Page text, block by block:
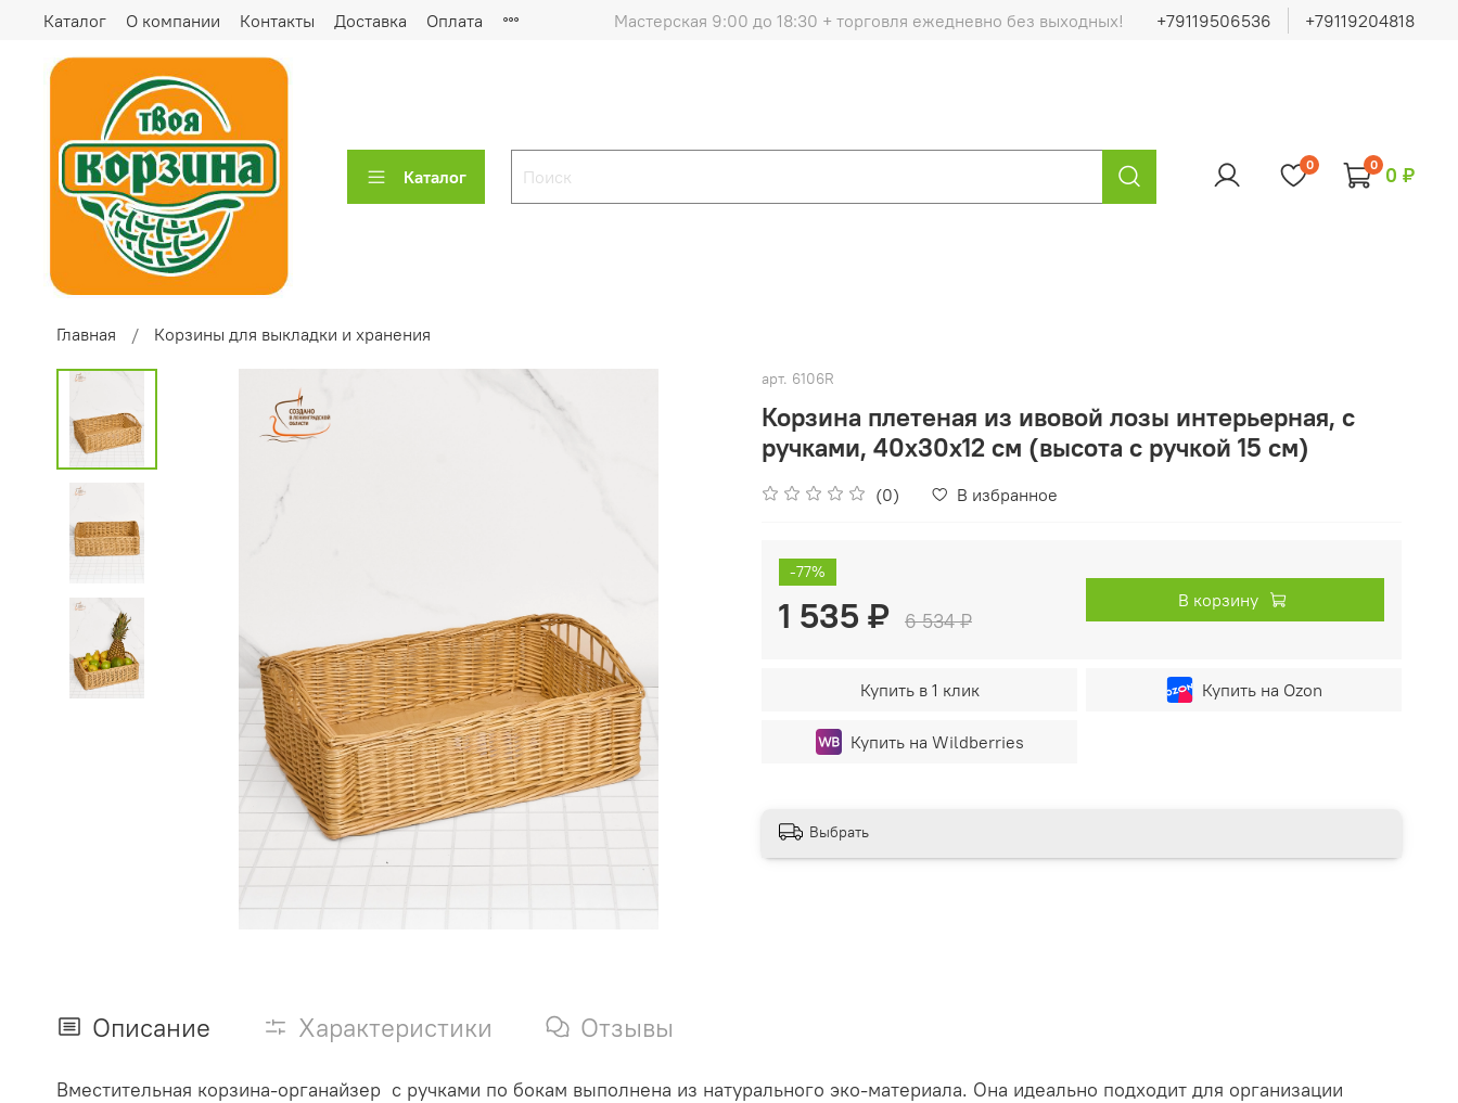
Каталог О компании Контакты Доставка Оплата Мастерская 9:00 до 18:30 + торговля ежедневно без выходных! +79119506536 +79119204818
Каталог
0 0 0 ₽
Главная Корзины для выкладки и хранения
арт. 6106R
Корзина плетеная из ивовой лозы интерьерная, с
ручками, 40х30х12 см (высота с ручкой 15 см)
(0) В избранное
-77%
1 535 ₽ 6 534 ₽
В корзину
Купить в 1 клик Купить на Ozon
Купить на Wildberries
Выбрать
Описание Характеристики Отзывы
Вместительная корзина-органайзер с ручками по бокам выполнена из натурального эко-материала. Она идеально подходит для организации